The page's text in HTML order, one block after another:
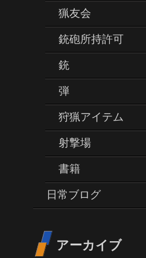
猟友会
銃砲所持許可
銃
弾
狩猟アイテム
射撃場
書籍
日常ブログ
アーカイブ